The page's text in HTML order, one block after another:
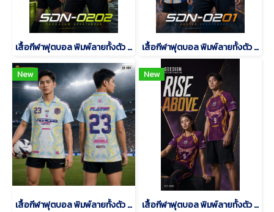
เสื้อกีฬาฟุตบอล พิมพ์ลายทั้งตัว เนื้อผ้า "นาโนเทค"SDN-0202 เสื้อกีฬาฟุตบอล พิมพ์ลายทั้งตัว เนื้อผ้า "นาโนเทค"SDN-0201
New
เสื้อกีฬาฟุตบอล พิมพ์ลายทั้งตัว เนื้อผ้า "นาโนเทค"SD-484
New
เสื้อกีฬาฟุตบอล พิมพ์ลายทั้งตัว เนื้อผ้า "นาโนเทค"SD-500